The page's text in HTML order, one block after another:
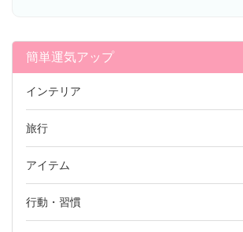
簡単運気アップ
インテリア
旅行
アイテム
行動・習慣